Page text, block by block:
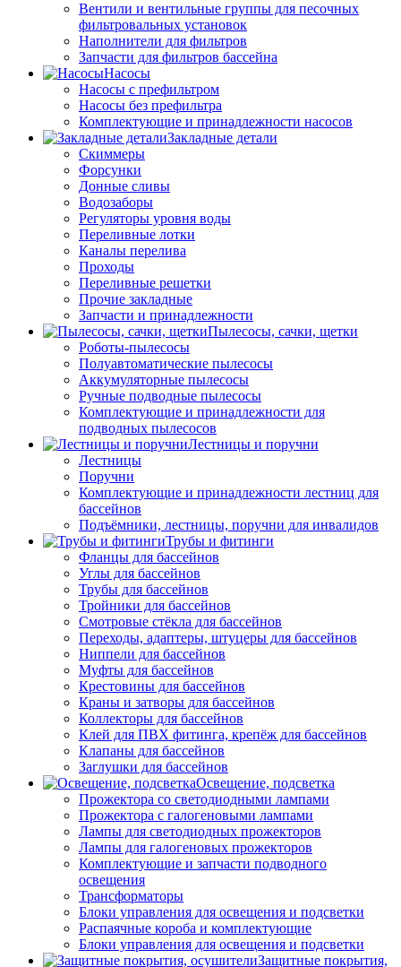
Вентили и вентильные группы для песочных
фильтровальных установок
Наполнители для фильтров
Запчасти для фильтров бассейна
Насосы
Насосы с префильтром
Насосы без префильтра
Комплектующие и принадлежности насосов
Закладные детали
Скиммеры
Форсунки
Донные сливы
Водозаборы
Регуляторы уровня воды
Переливные лотки
Каналы перелива
Проходы
Переливные решетки
Прочие закладные
Запчасти и принадлежности
Пылесосы, сачки, щетки
Роботы-пылесосы
Полуавтоматические пылесосы
Аккумуляторные пылесосы
Ручные подводные пылесосы
Комплектующие и принадлежности для
подводных пылесосов
Лестницы и поручни
Лестницы
Поручни
Комплектующие и принадлежности лестниц для
бассейнов
Подъёмники, лестницы, поручни для инвалидов
Трубы и фитинги
Фланцы для бассейнов
Углы для бассейнов
Трубы для бассейнов
Тройники для бассейнов
Смотровые стёкла для бассейнов
Переходы, адаптеры, штуцеры для бассейнов
Ниппели для бассейнов
Муфты для бассейнов
Крестовины для бассейнов
Краны и затворы для бассейнов
Коллекторы для бассейнов
Клей для ПВХ фитинга, крепёж для бассейнов
Клапаны для бассейнов
Заглушки для бассейнов
Освещение, подсветка
Прожектора со светодиодными лампами
Прожектора с галогеновыми лампами
Лампы для светодиодных прожекторов
Лампы для галогеновых прожекторов
Комплектующие и запчасти подводного
освещения
Трансформаторы
Блоки управления для освещения и подсветки
Распаячные короба и комплектующие
Блоки управления для освещения и подсветки
Защитные покрытия,